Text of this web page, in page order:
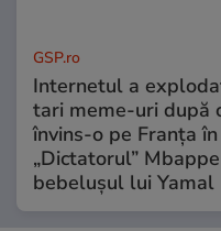
GSP.ro
Internetul a
tari meme-uri după
învins-o pe Franța
„Dictatorul”
bebelușul lui Yamal